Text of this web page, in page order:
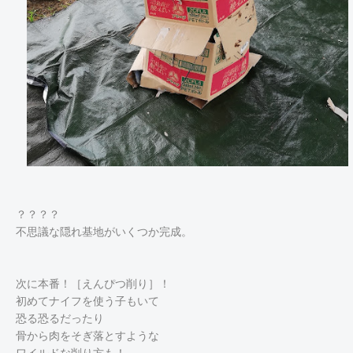
？？？？
不思議な隠れ基地がいくつか完成。
次に本番！［えんぴつ削り］！
初めてナイフを使う子もいて
恐る恐るだったり
骨から肉をそぎ落とすような